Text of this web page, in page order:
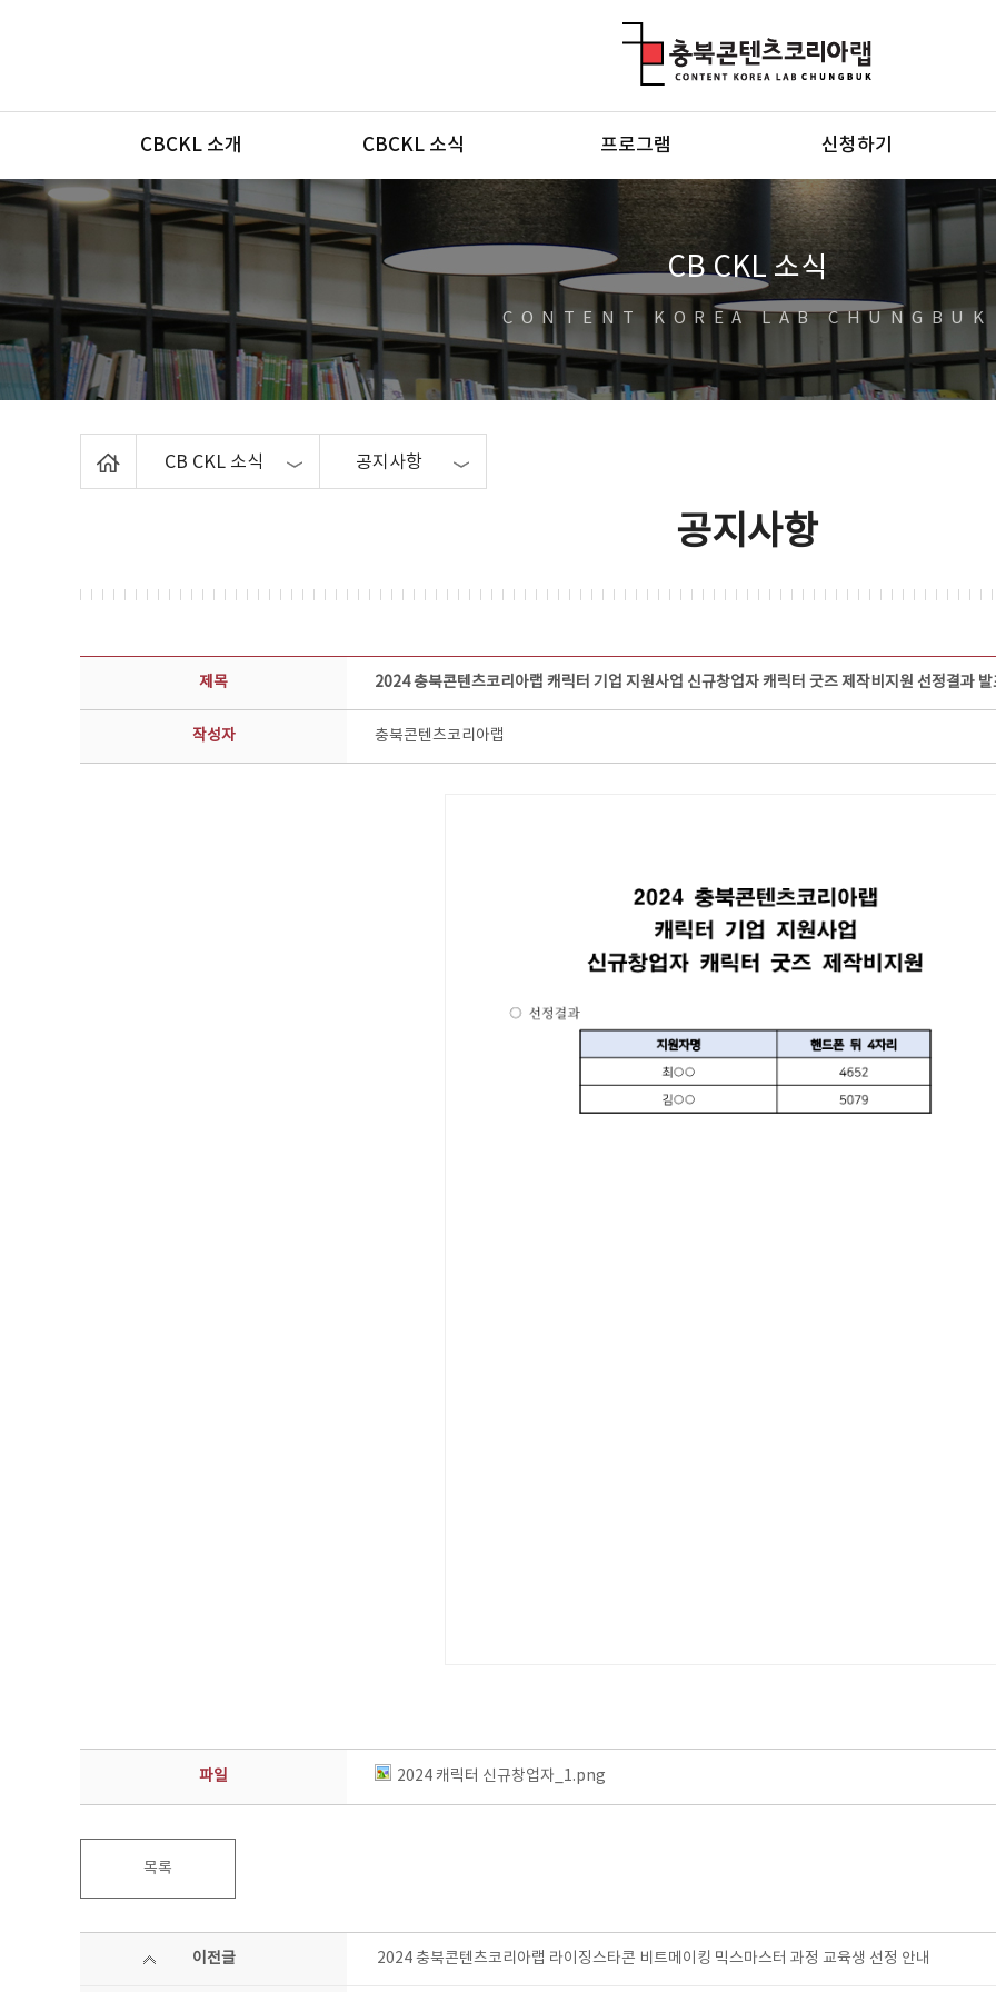
메뉴
CBCKL 소개 CBCKL 소식 프로그램 신청하기
CB CKL 소식
CONTENT KOREA LAB CHUNGBUK
CB CKL 소식 공지사항
공지사항
공지사항 상세보기 - 제목, 담당부서, 담당자, 담당연락처, 내용, 첨부파일 정보 제공
제목 2024 충북콘텐츠코리아랩 캐릭터 기업 지원사업 신규창업자 캐릭터 굿즈 제작비지원 선정결과 발
작성자 충북콘텐츠코리아랩
파일 2024 캐릭터 신규창업자_1.png
목록
이전글 2024 충북콘텐츠코리아랩 라이징스타콘 비트메이킹 믹스마스터 과정 교육생 선정 안내